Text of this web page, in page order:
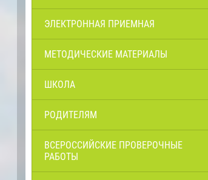
ЭЛЕКТРОННАЯ ПРИЕМНАЯ
МЕТОДИЧЕСКИЕ МАТЕРИАЛЫ
ШКОЛА
РОДИТЕЛЯМ
ВСЕРОССИЙСКИЕ ПРОВЕРОЧНЫЕ
РАБОТЫ